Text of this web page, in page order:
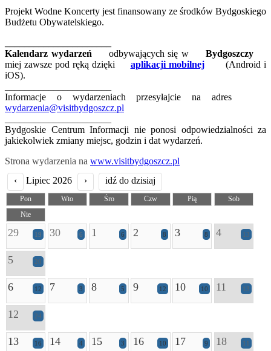
Projekt Wodne Koncerty jest finansowany ze środków Bydgoskiego
Budżetu Obywatelskiego.
Kalendarz wydarzeń odbywających się wBydgoszczy
miej zawsze pod ręką dzięki aplikacji mobilnej
(Android i
iOS).
Informacje o wydarzeniach przesyłajcie na adres
wydarzenia@visitbydgoszcz.pl
Bydgoskie Centrum Informacji nie ponosi odpowiedzialności za
jakiekolwiek zmiany miejsc, godzin i dat wydarzeń.
Strona wydarzenia na www.visitbydgoszcz.pl
‹
Lipiec 2026 › idź do dzisiaj
Pon Wto Śro Czw Pią
Sob
Nie
29 19 30 6 1 6 2 8 3 8 4 13
5 20
6 12 7 3 8 5 9 12 10 10 11 13
12 24
13 16 14 4 15 3 16 10 17 9 18 11